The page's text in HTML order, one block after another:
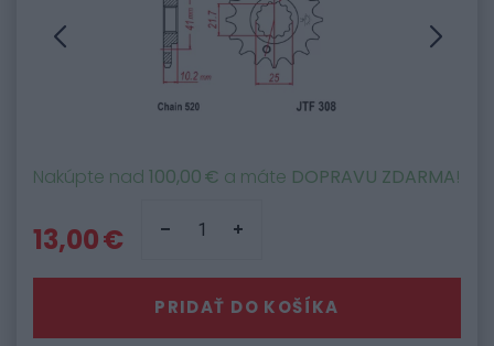
Nakúpte nad 100,00 € a máte DOPRAVU ZDARMA!
13,00 €
PRIDAŤ DO KOŠÍKA